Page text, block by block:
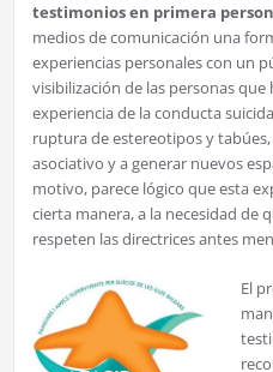
testimonios en primera
medios de comunicación una
experiencias personales con un
visibilización de las personas
experiencia de la conducta
ruptura de estereotipos y
asociativo y a generar nuevos
motivo, parece lógico que esta
cierta manera, a la necesidad de
respeten las directrices antes
El